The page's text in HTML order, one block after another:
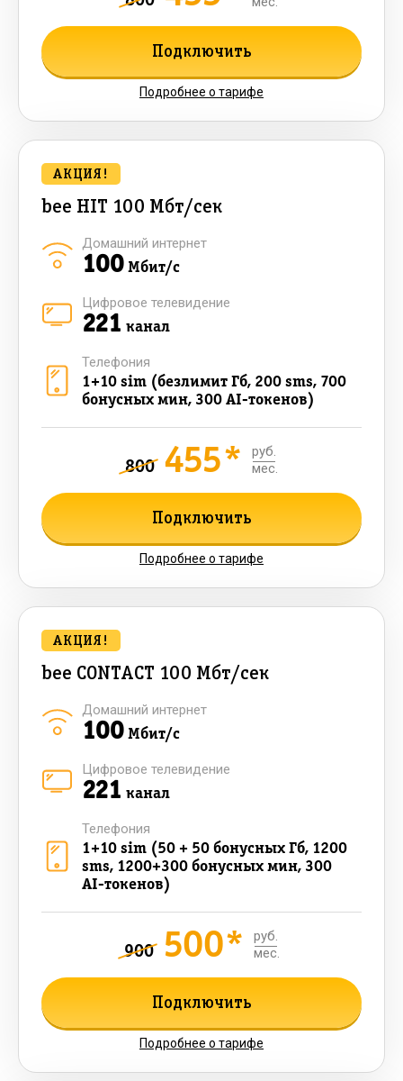
Подключить
Подробнее о тарифе
bee HIT 100 Мбт/сек
АКЦИЯ!
100Мбит/с
Домашний интернет
221 канал
Цифровое телевидение
1+10 sim (безлимит Гб, 200 sms, 700
бонусных мин, 300 AI-токенов)
Телефония
800 455*
руб.
мес.
Подключить
Подробнее о тарифе
bee CONTACT 100 Мбт/сек
АКЦИЯ!
100Мбит/с
Домашний интернет
221 канал
Цифровое телевидение
1+10 sim (50 + 50 бонусных Гб, 1200
sms, 1200+300 бонусных мин, 300
AI-токенов)
Телефония
900 500*
руб.
мес.
Подключить
Подробнее о тарифе